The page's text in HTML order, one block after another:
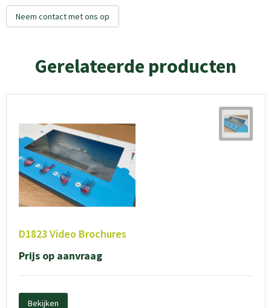
Neem contact met ons op
Gerelateerde producten
D1823 Video Brochures
Prijs op aanvraag
Bekijken